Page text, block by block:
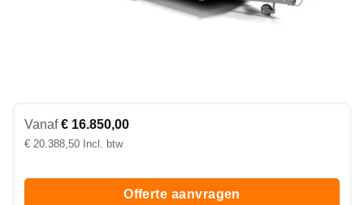
Vanaf€ 16.850,00
€ 20.388,50
Offerte aanvragen